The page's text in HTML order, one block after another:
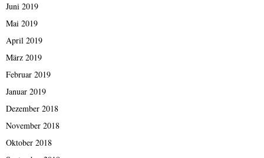
Juni 2019
Mai 2019
April 2019
März 2019
Februar 2019
Januar 2019
Dezember 2018
November 2018
Oktober 2018